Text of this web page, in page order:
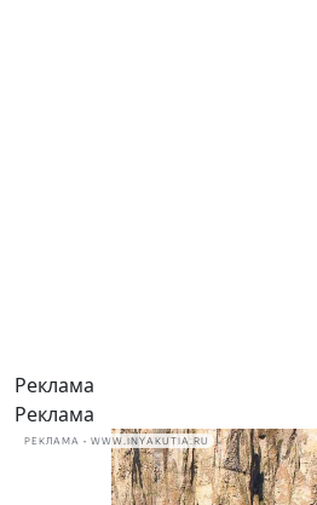
Реклама
Реклама
РЕКЛАМА • WWW.INYAKUTIA.RU